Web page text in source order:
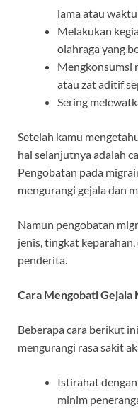
lama atau
Melakukan
olahraga yang
Mengkonsumsi
atau zat aditif
Sering
Setelah kamu
hal selanjutnya adalah
Pengobatan pada
mengurangi gejala dan
Namun pengobatan
jenis, tingkat
penderita.
Cara Mengobati Gejala
Beberapa cara berikut
mengurangi rasa sakit
Istirahat dengan
minim